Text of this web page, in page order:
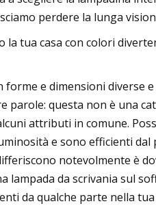
perdere la lunga
tua casa con colori
e dimensioni diverse
parole: questa non è una
attributi in comune.
e sono efficienti
notevolmente è
lampada da scrivania sul
da qualche parte nella tua